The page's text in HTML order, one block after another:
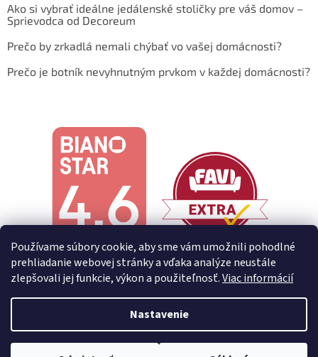
Používame súbory cookie, aby sme vám umožnili pohodlné
prehliadanie webovej stránky a vďaka analýze neustále
zlepšovali jej funkcie, výkon a použiteľnosť.Viac informácií
Nastavenie
Ako si vybrať ideálne jedálenské stoličky pre váš domov –
Sprievodca od Decoreum
Prečo by zrkadlá nemali chýbať vo vašej domácnosti?
Prečo je botník nevyhnutným prvkom v každej domácnosti?
Vytvoril Shoptet